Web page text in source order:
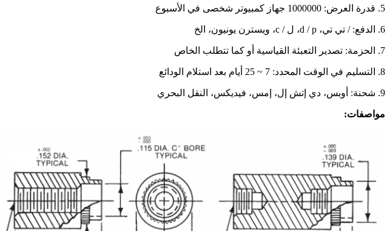
5. قدرة العرض: 1000000 جهاز كمبيوتر شخصى في الأسبوع
6. الدفع: / تي تي، d / p، ل / c، ويسترن يونيون، الخ
7. الحزمة: تصدير التعبئة القياسية أو كما تتطلب الخاص
8. التسليم في الوقت المحدد: 7 ~ 25 أيام بعد استلام الودائع
9. شحنة: أوبس، دي إتش إل، إمس، فيديكس، النقل البحري
مواصفات: